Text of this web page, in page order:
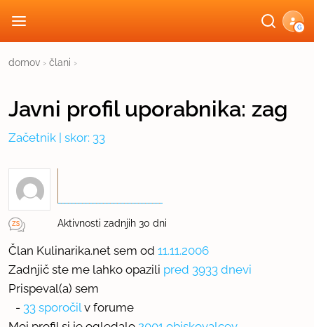
G
domov › člani ›
Javni profiluporabnika: zag
Začetnik | skor: 33
Aktivnosti zadnjih 30 dni
Član Kulinarika.net sem od 11.11.2006
Zadnjič ste me lahko opazili pred 3933 dnevi
Prispeval(a) sem
- 33 sporočil v forume